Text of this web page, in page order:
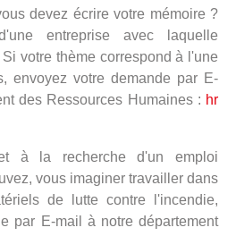
devez écrire votre mémoire ?
entreprise avec laquelle
votre thème correspond à l'une
envoyez votre demande par E-
des Ressources Humaines : hr
à la recherche d'un emploi
vous imaginer travailler dans
de lutte contre l'incendie,
par E-mail à notre département